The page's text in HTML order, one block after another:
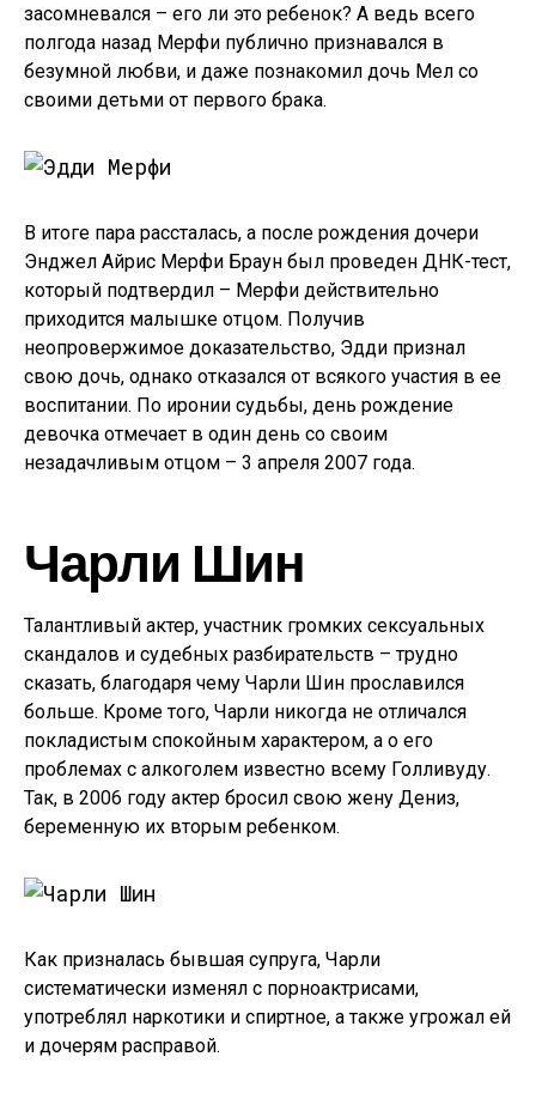
засомневался – его ли это ребенок? А ведь всего
полгода назад Мерфи публично признавался в
безумной любви, и даже познакомил дочь Мел со
своими детьми от первого брака.
В итоге пара рассталась, а после рождения дочери
Энджел Айрис Мерфи Браун был проведен ДНК-тест,
который подтвердил – Мерфи действительно
приходится малышке отцом. Получив
неопровержимое доказательство, Эдди признал
свою дочь, однако отказался от всякого участия в ее
воспитании. По иронии судьбы, день рождение
девочка отмечает в один день со своим
незадачливым отцом – 3 апреля 2007 года.
Чарли Шин
Талантливый актер, участник громких сексуальных
скандалов и судебных разбирательств – трудно
сказать, благодаря чему Чарли Шин прославился
больше. Кроме того, Чарли никогда не отличался
покладистым спокойным характером, а о его
проблемах с алкоголем известно всему Голливуду.
Так, в 2006 году актер бросил свою жену Дениз,
беременную их вторым ребенком.
Как призналась бывшая супруга, Чарли
систематически изменял с порноактрисами,
употреблял наркотики и спиртное, а также угрожал ей
и дочерям расправой.